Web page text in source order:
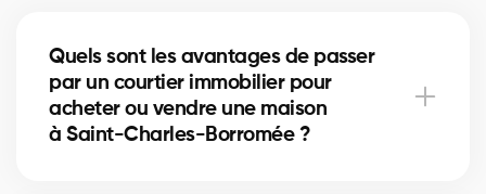
Quels sont les avantages de passer
par un courtier immobilier pour
acheter ou vendre une maison
à Saint-Charles-Borromée ?